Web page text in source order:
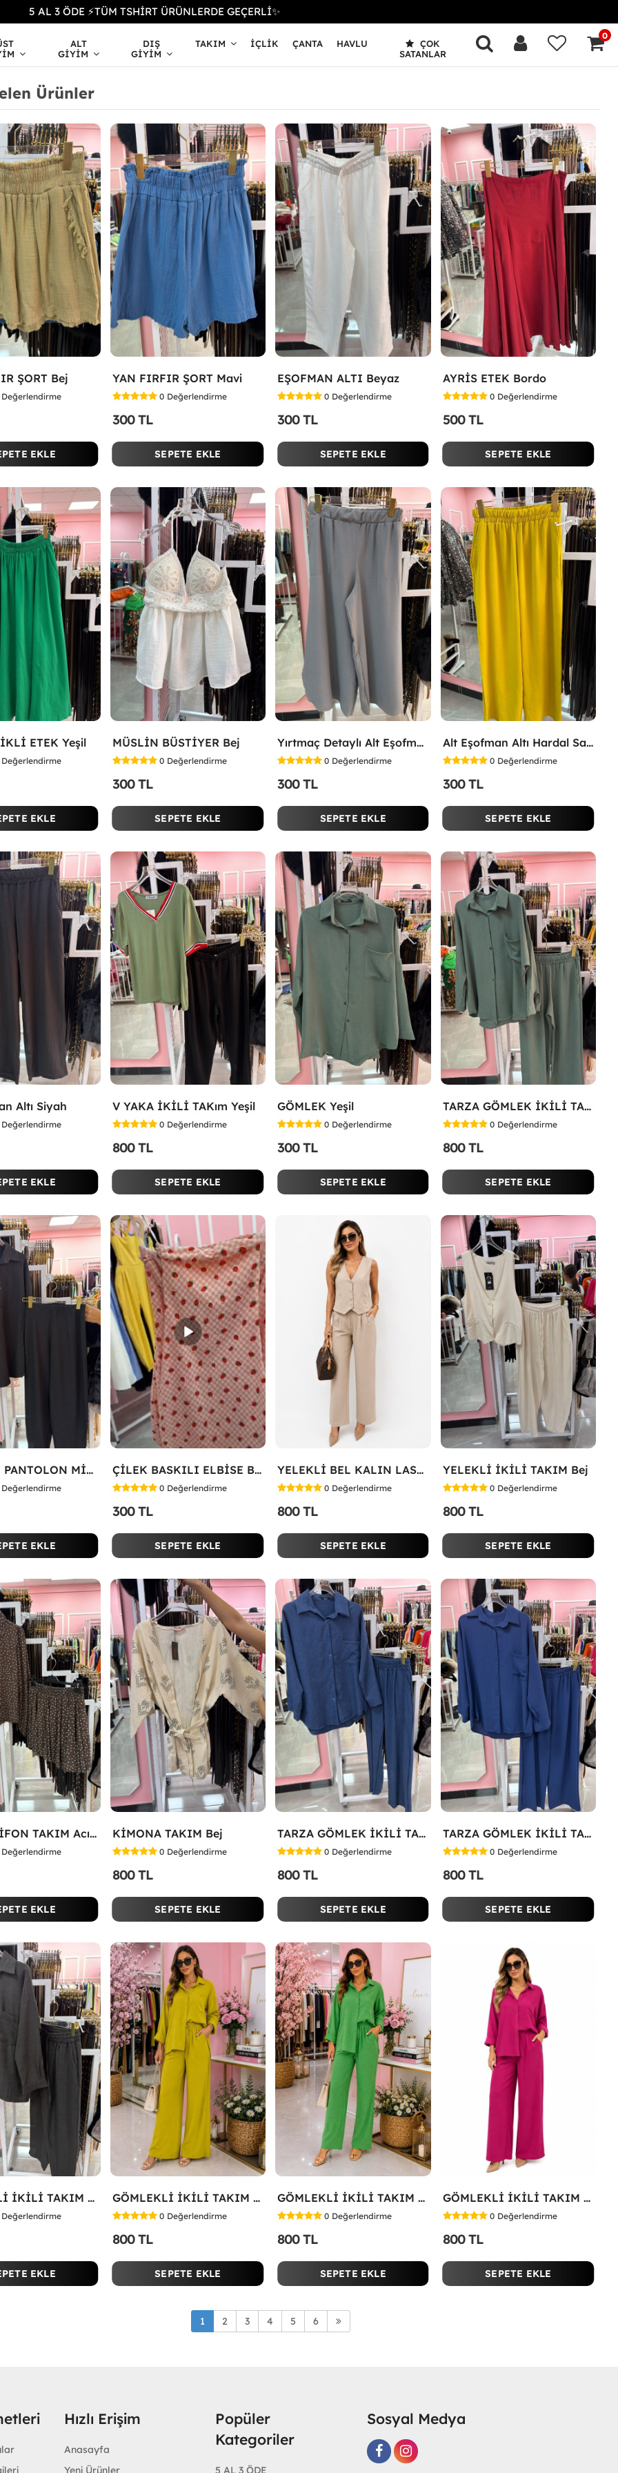
5 AL 3 ÖDE ⚡TÜM TSHİRT ÜRÜNLERDE GEÇERLİ✨
ALT
GIYIM
DIŞ
GIYIM
TAKIM İÇLIK ÇANTA HAVLU
ÇOK
SATANLAR
0
Ürünler
ŞORT Bej
Değerlendirme
EKLE
YAN FIRFIR ŞORT Mavi
0 Değerlendirme
300 TL
SEPETE EKLE
EŞOFMAN ALTI Beyaz
0 Değerlendirme
300 TL
SEPETE EKLE
AYRİS ETEK Bordo
0 Değerlendirme
500 TL
SEPETE EKLE
ETEK Yeşil
Değerlendirme
EKLE
MÜSLİN BÜSTİYER Bej
0 Değerlendirme
300 TL
SEPETE EKLE
Yırtmaç Detaylı Alt Eşofman Altı Gri
0 Değerlendirme
300 TL
SEPETE EKLE
Alt Eşofman Altı Hardal Sarısı
0 Değerlendirme
300 TL
SEPETE EKLE
Altı Siyah
Değerlendirme
EKLE
V YAKA İKİLİ TAKım Yeşil
0 Değerlendirme
800 TL
SEPETE EKLE
GÖMLEK Yeşil
0 Değerlendirme
300 TL
SEPETE EKLE
TARZA GÖMLEK İKİLİ TAKIM KOT KUMAŞ Yeşil
0 Değerlendirme
800 TL
SEPETE EKLE
HAVUÇLU PANTOLON MİYASE TAKIM Siyah
Değerlendirme
EKLE
ÇİLEK BASKILI ELBİSE Bej
0 Değerlendirme
300 TL
SEPETE EKLE
YELEKLİ BEL KALIN LASTİK İKİLİ TAKIM Bej
0 Değerlendirme
800 TL
SEPETE EKLE
YELEKLİ İKİLİ TAKIM Bej
0 Değerlendirme
800 TL
SEPETE EKLE
ETEKLİ ŞİFON TAKIM Acı Kahve
Değerlendirme
EKLE
KİMONA TAKIM Bej
0 Değerlendirme
800 TL
SEPETE EKLE
TARZA GÖMLEK İKİLİ TAKIM KOT KUMAŞ Mavi
0 Değerlendirme
800 TL
SEPETE EKLE
TARZA GÖMLEK İKİLİ TAKIM Lacivert
0 Değerlendirme
800 TL
SEPETE EKLE
GÖMLEKLİ İKİLİ TAKIM Siyah
Değerlendirme
EKLE
GÖMLEKLİ İKİLİ TAKIM Yağ Yeşili
0 Değerlendirme
800 TL
SEPETE EKLE
GÖMLEKLİ İKİLİ TAKIM Koyu Yeşil
0 Değerlendirme
800 TL
SEPETE EKLE
GÖMLEKLİ İKİLİ TAKIM Fuşya
0 Değerlendirme
800 TL
SEPETE EKLE
1 2 3 4 5 6
Hızlı Erişim
Anasayfa
Yeni Ürünler
Popüler
Kategoriler
5 AL 3 ÖDE
Sosyal Medya